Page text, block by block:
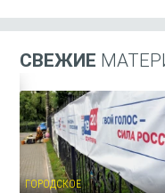
СВЕЖИЕ
ГОРОДСКОЕ